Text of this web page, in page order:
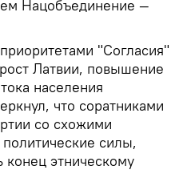
Нацобъединение —
"Согласия"
Латвии, повышение
населения
что соратниками
со схожими
силы,
этническому